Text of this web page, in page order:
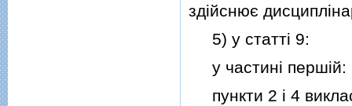
здiйснює
5) у статтi 9:
у частинi першiй:
пункти 2 i 4